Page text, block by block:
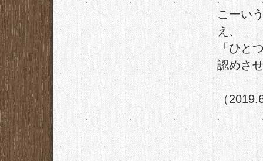
こーい
え、
「ひと
認めさ
（